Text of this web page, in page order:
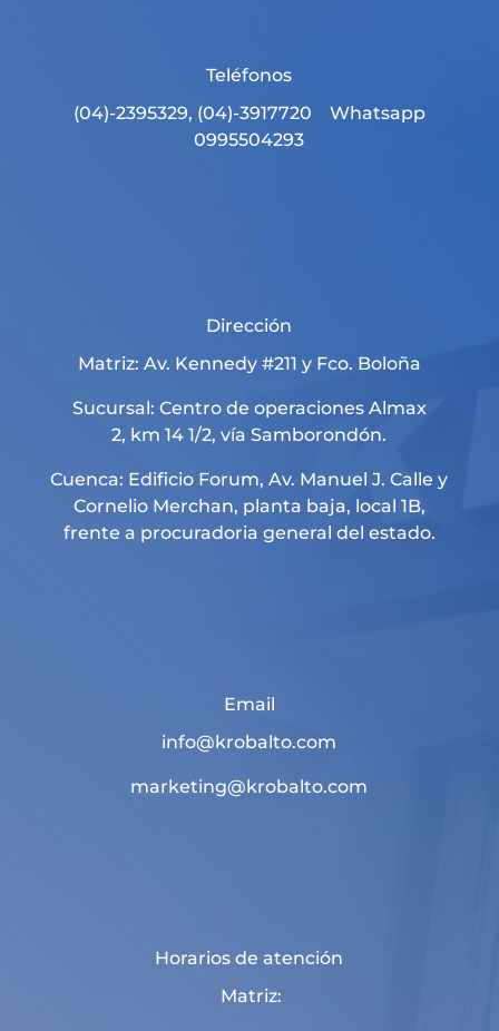
Teléfonos
(04)-2395329, (04)-3917720 Whatsapp
0995504293
Dirección
Matriz: Av. Kennedy #211 y Fco. Boloña
Sucursal: Centro de operaciones Almax
2, km 14 1/2, vía Samborondón.
Cuenca: Edificio Forum, Av. Manuel J. Calle y
Cornelio Merchan, planta baja, local 1B,
frente a procuradoria general del estado.
Email
info@krobalto.com
marketing@krobalto.com
Horarios de atención
Matriz: